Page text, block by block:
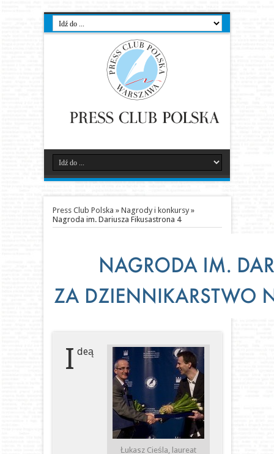
Press Club Polska » Nagrody i konkursy»
Nagroda im. Dariusza Fikusastrona 4
Łukasz Cieśla, laureat
I deą